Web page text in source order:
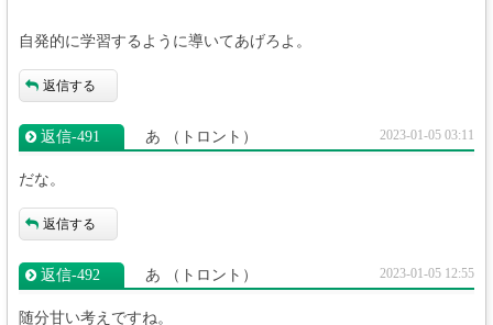
自発的に学習するように導いてあげろよ。
返信する
返信‐491 あ （トロント） 2023-01-05 03:11
だな。
返信する
返信‐492 あ （トロント） 2023-01-05 12:55
随分甘い考えですね。